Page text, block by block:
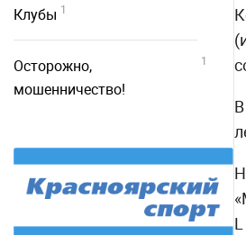
Клубы 1
Осторожно,
мошенничество!
1